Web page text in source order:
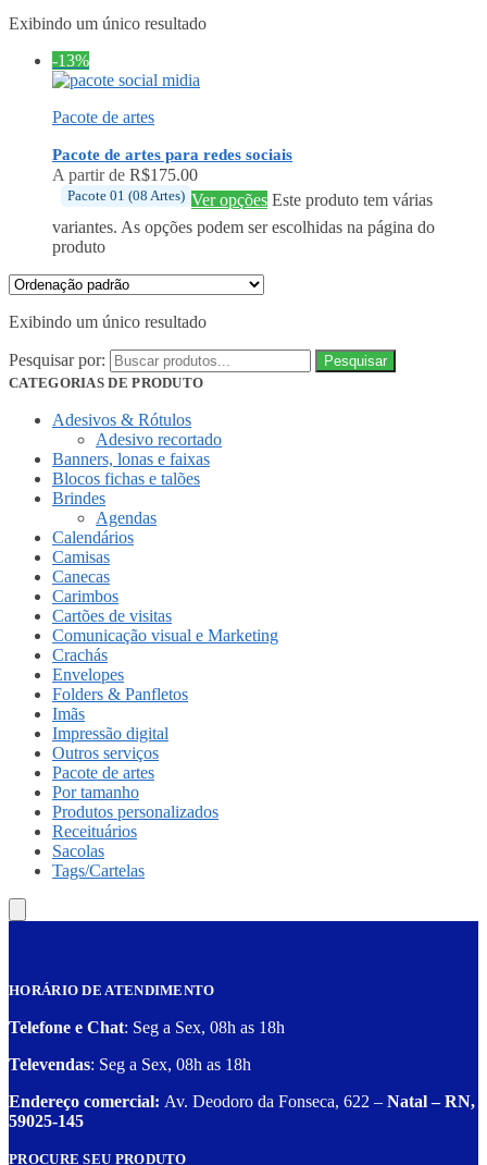
Exibindo um único resultado
-13%
Pacote de artes
Pacote de artes para redes sociais
A partir de R$175.00
Pacote 01 (08 Artes) Ver opções Este produto tem várias
variantes. As opções podem ser escolhidas na página do
produto
Exibindo um único resultado
Pesquisar por:
CATEGORIAS DE PRODUTO
Adesivos & Rótulos
Adesivo recortado
Banners, lonas e faixas
Blocos fichas e talões
Brindes
Agendas
Calendários
Camisas
Canecas
Carimbos
Cartões de visitas
Comunicação visual e Marketing
Crachás
Envelopes
Folders & Panfletos
Imãs
Impressão digital
Outros serviços
Pacote de artes
Por tamanho
Produtos personalizados
Receituários
Sacolas
Tags/Cartelas
HORÁRIO DE ATENDIMENTO
Telefone e Chat: Seg a Sex, 08h as 18h
Televendas: Seg a Sex, 08h as 18h
Endereço comercial: Av. Deodoro da Fonseca, 622 – Natal – RN,
59025-145
PROCURE SEU PRODUTO